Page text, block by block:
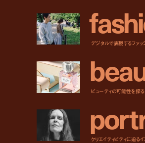
fashi
デジタルで表現するファッ
bea
ビューティの可能性を探る
port
クリエイティビティに迫る